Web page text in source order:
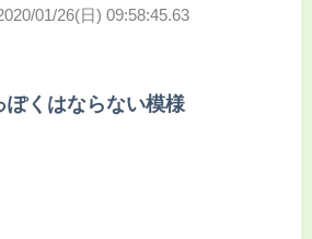
01/26(日) 09:58:45.63
ぽくはならない模様